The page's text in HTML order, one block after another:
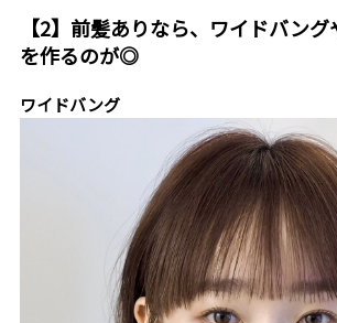
【2】前髪ありなら、ワイドバン
を作るのが◎
ワイドバング